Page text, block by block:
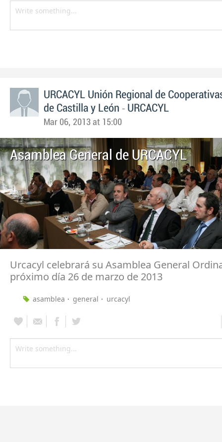
URCACYL Unión Regional de
de Castilla y León - URCACYL
Mar 06, 2013 at 15:00
Asamblea General de URCACYL
Urcacyl celebrará su Asamblea General
próximo día 26 de marzo de 2013
asamblea general urcacyl